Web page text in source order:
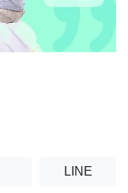
開新視窗)
至噗浪(另開新視窗)
LINE(另開